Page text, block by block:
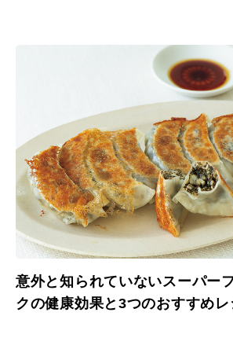
意外と知られていないスーパー
クの健康効果と3つのおすすめレ